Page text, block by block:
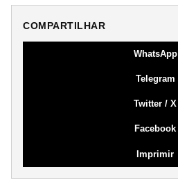
COMPARTILHAR
WhatsApp
Telegram
Twitter / X
Facebook
Imprimir